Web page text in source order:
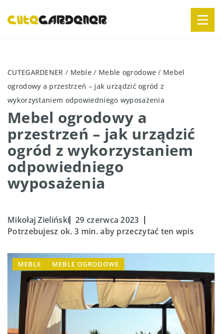
CUTEGARDENER / Meble / Meble ogrodowe / Mebel
ogrodowy a przestrzeń – jak urządzić ogród z
wykorzystaniem odpowiedniego wyposażenia
Mebel ogrodowy a
przestrzeń – jak urządzić
ogród z wykorzystaniem
odpowiedniego
wyposażenia
Mikołaj Zieliński 29 czerwca 2023
Potrzebujesz ok. 3 min. aby przeczytać ten wpis
MEBLE MEBLE OGRODOWE